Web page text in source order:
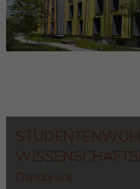
Osnabrück